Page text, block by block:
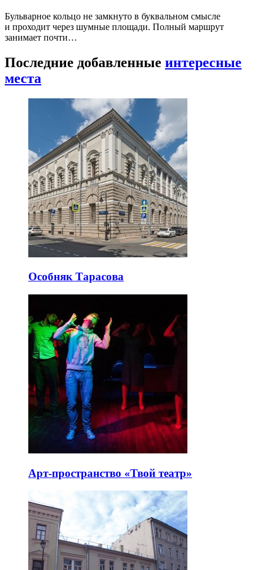
Бульварное кольцо не замкнуто в буквальном смысле
и проходит через шумные площади. Полный маршрут
занимает почти…
Последние добавленные интересные
места
Особняк Тарасова
Арт-пространство «Твой театр»